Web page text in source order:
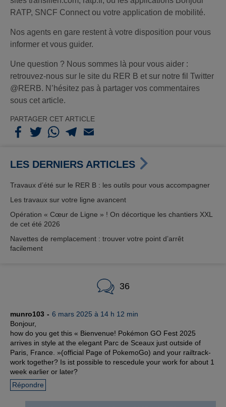
RATP, SNCF Connect ou votre application de mobilité.
Nos agents en gare restent à votre disposition pour vous
informer et vous guider.
Une question ? Nous sommes là pour vous aider :
retrouvez-nous sur le site du RER B et sur notre fil Twitter
@RERB. N’hésitez pas à partager vos commentaires
sous cet article.
PARTAGER CET ARTICLE
LES DERNIERS ARTICLES
Travaux d’été sur le RER B : les outils pour vous accompagner
Les travaux sur votre ligne avancent
Opération « Cœur de Ligne » ! On décortique les chantiers XXL
de cet été 2026
Navettes de remplacement : trouver votre point d’arrêt
facilement
36
munro103
6 mars 2025 à 14 h 12 min
Bonjour,
how do you get this « Bienvenue! Pokémon GO Fest 2025
arrives in style at the elegant Parc de Sceaux just outside of
Paris, France. »(official Page of PokemoGo) and your railtrack-
work together? Is ist possible to rescedule your work for about 1
week earlier or later?
Répondre